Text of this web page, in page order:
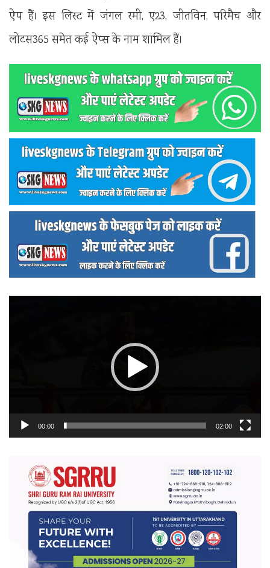
ऐप हैं। इस लिस्ट में जंगल रमी, ए23, जीतविन, परिमैच और
लोटस365 समेत कई ऐप्स के नाम शामिल हैं।
00:00 02:00